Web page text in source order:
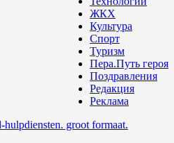
ЖКХ
Культура
Спорт
Туризм
Пера.Путь героя
Поздравления
Редакция
Реклама